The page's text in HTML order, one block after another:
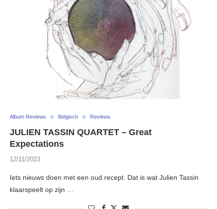
Album Reviews Belgisch Reviews
JULIEN TASSIN QUARTET – Great
Expectations
12/11/2023
Iets nieuws doen met een oud recept. Dat is wat Julien Tassin
klaarspeelt op zijn …